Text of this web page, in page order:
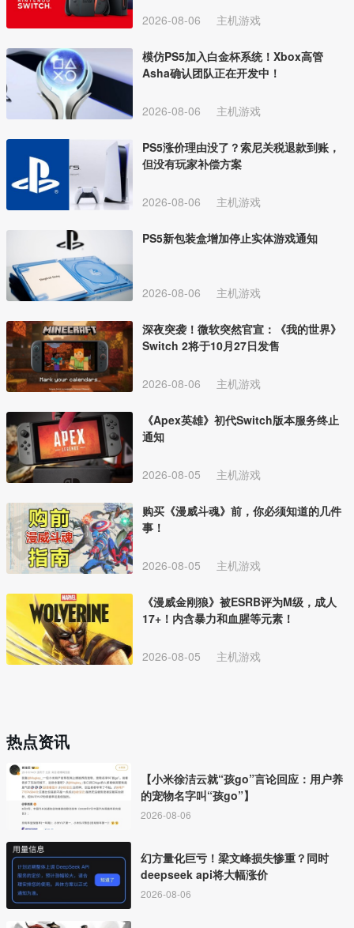
2026-08-06 主机游戏
模仿PS5加入白金杯系统！Xbox高管
Asha确认团队正在开发中！
2026-08-06 主机游戏
PS5涨价理由没了？索尼关税退款到账，
但没有玩家补偿方案
2026-08-06 主机游戏
PS5新包装盒增加停止实体游戏通知
2026-08-06 主机游戏
深夜突袭！微软突然官宣：《我的世界》
Switch 2将于10月27日发售
2026-08-06 主机游戏
《Apex英雄》初代Switch版本服务终止
通知
2026-08-05 主机游戏
购买《漫威斗魂》前，你必须知道的几件
事！
2026-08-05 主机游戏
《漫威金刚狼》被ESRB评为M级，成人
17+！内含暴力和血腥等元素！
2026-08-05 主机游戏
热点资讯
【小米徐洁云就“孩go”言论回应：用户养
的宠物名字叫“孩go”】
2026-08-06
幻方量化巨亏！梁文峰损失惨重？同时
deepseek api将大幅涨价
2026-08-06